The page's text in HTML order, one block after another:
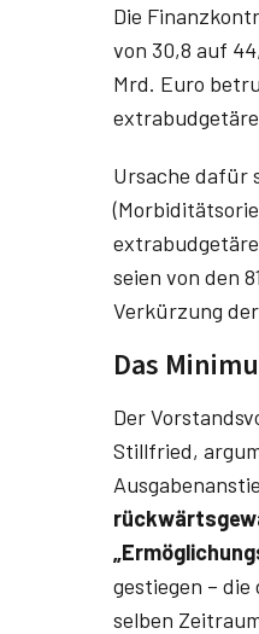
Die
von 30,8 auf
Mrd. Euro
Ursache dafür
seien von den
Verkürzung
Das
Der
Stillfried,
gestiegen –
selben